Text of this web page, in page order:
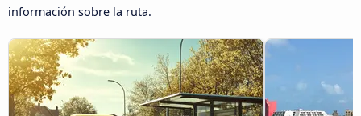
información sobre la ruta.